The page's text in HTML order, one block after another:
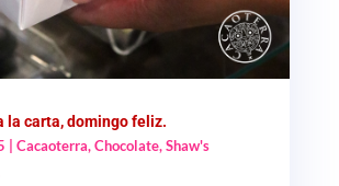
la carta, domingo feliz.
Cacaoterra,Chocolate,Shaw's